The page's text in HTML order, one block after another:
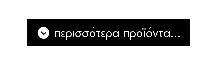
περισσότερα προϊόντα...